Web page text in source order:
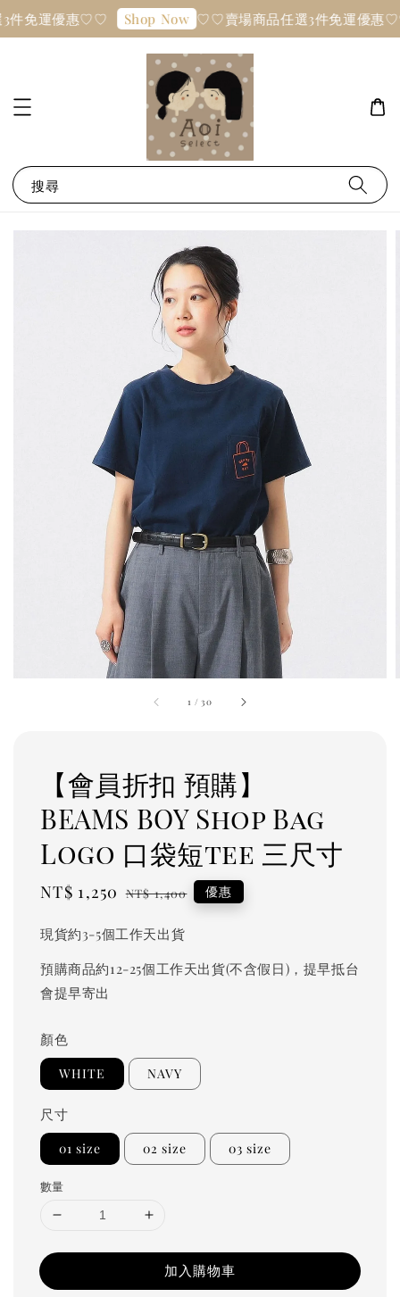
件免運優惠♡♡ Shop Now ♡♡賣場商品任選3件免運優惠
搜尋
1 /30
【會員折扣 預購】
BEAMS BOY Shop Bag
Logo 口袋短tee 三尺寸
Sale
NT$ 1,250 Regular
NT$ 1,400 優惠
現貨約3-5個工作天出貨
預購商品約12-25個工作天出貨(不含假日)，提早抵台
會提早寄出
顏色
WHITE NAVY
尺寸
01 size 02 size 03 size
數量
加入購物車